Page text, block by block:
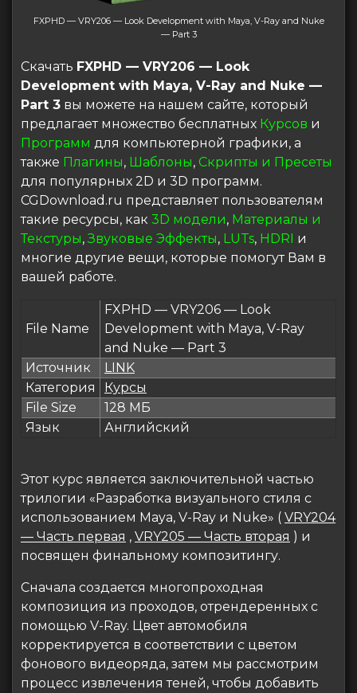
FXPHD — VRY206 — Look Development with Maya, V-Ray and Nuke
— Part 3
Скачать FXPHD — VRY206 — Look
Development with Maya, V-Ray and Nuke —
Part 3 вы можете на нашем сайте, который
предлагает множество бесплатных Курсов и
Программ для компьютерной графики, а
также Плагины, Шаблоны, Скрипты и Пресеты
для популярных 2D и 3D программ.
CGDownload.ru представляет пользователям
такие ресурсы, как 3D модели, Материалы и
Текстуры,Звуковые Эффекты, LUTs, HDRI и
многие другие вещи, которые помогут Вам в
вашей работе.
File Name
FXPHD — VRY206 — Look
Development with Maya, V-Ray
and Nuke — Part 3
Источник
LINK
Категория
Курсы
File Size
128 МБ
Язык
Английский
Этот курс является заключительной частью
трилогии «Разработка визуального стиля с
использованием Maya, V-Ray и Nuke» ( VRY204
— Часть первая , VRY205 — Часть вторая ) и
посвящен финальному композитингу.
Сначала создается многопроходная
композиция из проходов, отрендеренных с
помощью V-Ray. Цвет автомобиля
корректируется в соответствии с цветом
фонового видеоряда, затем мы рассмотрим
процесс извлечения теней, чтобы добавить